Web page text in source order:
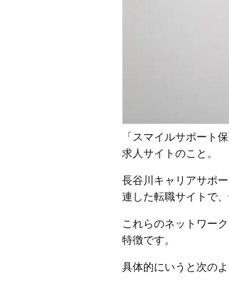
「スマイルサポート
求人サイトのこと。
長谷川キャリアサポ
連した転職サイトで
これらのネットワー
特徴です。
具体的にいうと次の